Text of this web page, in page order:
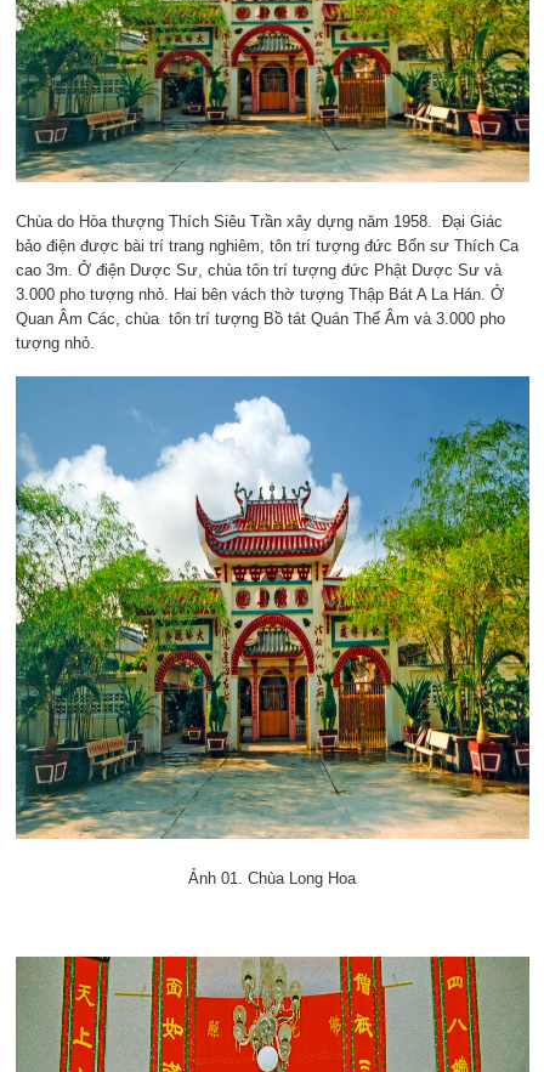
Chùa do Hòa thượng Thích Siêu Trần xây dựng năm 1958. Đại Giác
bảo điện được bài trí trang nghiêm, tôn trí tượng đức Bổn sư Thích Ca
cao 3m. Ở điện Dược Sư, chùa tôn trí tượng đức Phật Dược Sư và
3.000 pho tượng nhỏ. Hai bên vách thờ tượng Thập Bát A La Hán. Ở
Quan Âm Các, chùa tôn trí tượng Bồ tát Quán Thế Âm và 3.000 pho
tượng nhỏ.
Ảnh 01. Chùa Long Hoa